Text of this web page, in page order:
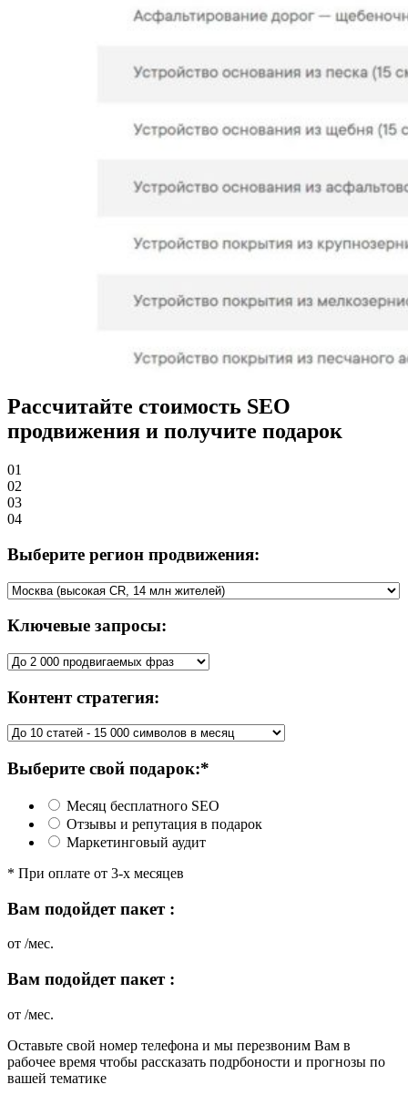
Рассчитайте стоимость SEO
продвижения и получите подарок
01
02
03
04
Выберите регион продвижения:
Ключевые запросы:
Контент стратегия:
Выберите свой подарок:*
Месяц бесплатного SEO
Отзывы и репутация в подарок
Маркетинговый аудит
* При оплате от 3-х месяцев
Вам подойдет пакет :
от /мес.
Вам подойдет пакет :
от /мес.
Оставьте свой номер телефона и мы перезвоним Вам в
рабочее время чтобы рассказать подрбоности и прогнозы по
вашей тематике